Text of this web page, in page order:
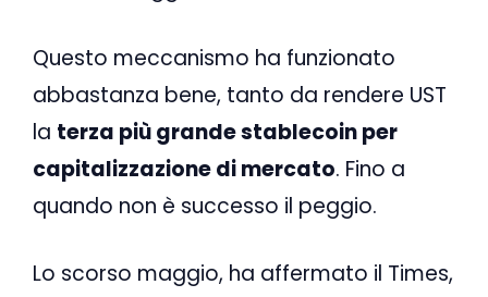
Questo meccanismo ha funzionato
abbastanza bene, tanto da rendere UST
la terza più grande stablecoin per
capitalizzazione di mercato. Fino a
quando non è successo il peggio.
Lo scorso maggio, ha affermato il Times,